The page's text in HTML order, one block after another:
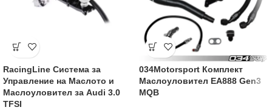
RacingLine Система за
Управление на Маслото и
Маслоуловител за Audi 3.0
TFSI
034Motorsport Комплект
Маслоуловител EA888 Gen3
MQB